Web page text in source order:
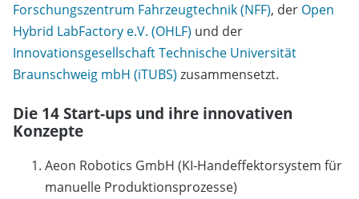
Forschungszentrum Fahrzeugtechnik (NFF), der Open
Hybrid LabFactory e.V. (OHLF) und der
Innovationsgesellschaft Technische Universität
Braunschweig mbH (iTUBS) zusammensetzt.
Die 14 Start-ups und ihre innovativen
Konzepte
Aeon Robotics GmbH (KI-Handeffektorsystem für
manuelle Produktionsprozesse)